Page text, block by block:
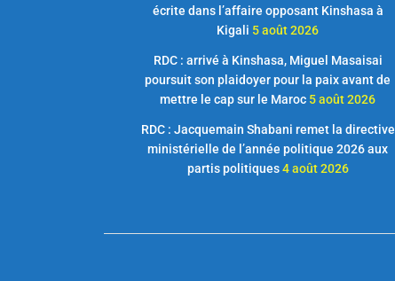
écrite dans l’affaire opposant Kinshasa à
Kigali 5 août 2026
RDC : arrivé à Kinshasa, Miguel Masaisai
poursuit son plaidoyer pour la paix avant de
mettre le cap sur le Maroc 5 août 2026
RDC : Jacquemain Shabani remet la directive
ministérielle de l’année politique 2026 aux
partis politiques 4 août 2026